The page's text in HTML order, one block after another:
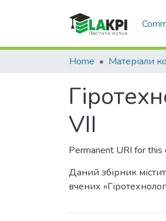
Home
VII
Permanent URI for this
Даний збірник
вчених